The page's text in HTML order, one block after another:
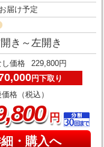
届け予定
き～左開き
し価格 229,800円
円下取り
価格（税込）
,800円
・購入へ